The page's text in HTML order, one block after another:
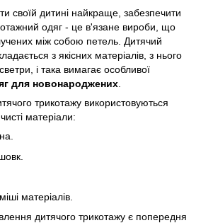
своїй дитині найкраще, забезпечити
одяг - це в'язане вироби, що
між собою петель. Дитячий
з якісних матеріалів, з нього
і така вимагає особливої
для новонароджених.
трикотажу використовуються
матеріали:
матеріалів.
дитячого трикотажу є попередня